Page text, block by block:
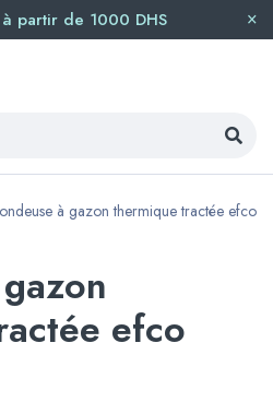
partir de 1000 DHS
à gazon thermique tractée efco
efco